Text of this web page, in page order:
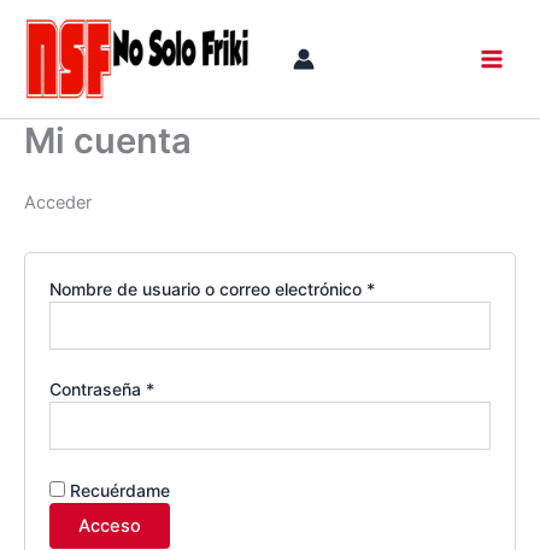
contenido
Mi cuenta
Acceder
Nombre de usuario o correo electrónico *
Contraseña *
Recuérdame
Acceso